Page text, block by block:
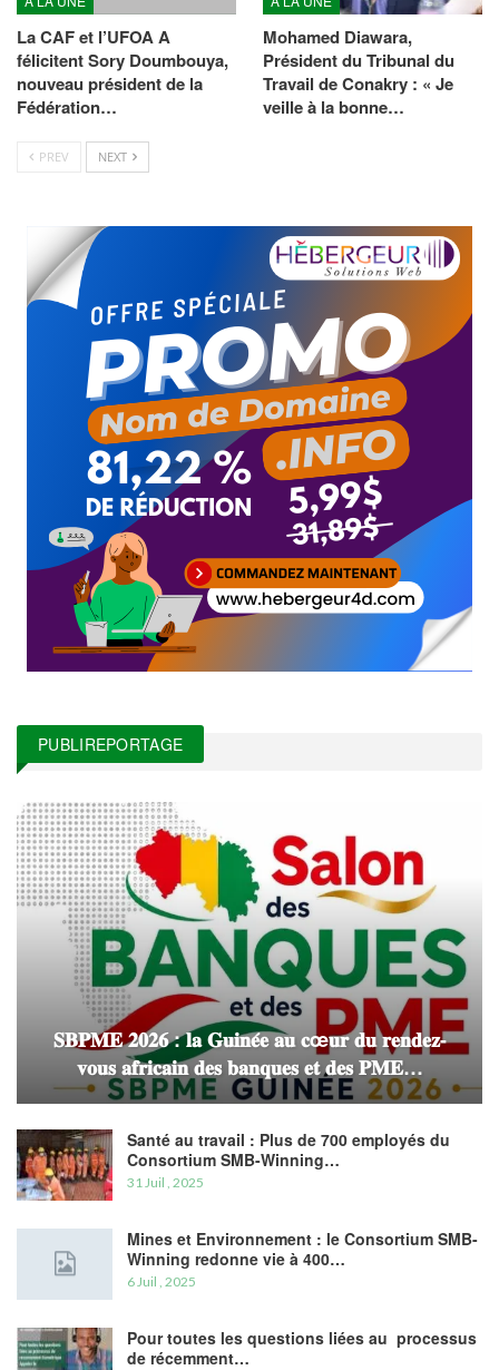
La CAF et l’UFOA A
félicitent Sory Doumbouya,
nouveau président de la
Fédération…
Mohamed Diawara,
Président du Tribunal du
Travail de Conakry : « Je
veille à la bonne…
PREV NEXT
PUBLIREPORTAGE
𝐒𝐁𝐏𝐌𝐄 𝟐𝟎𝟐𝟔 : 𝐥𝐚 𝐆𝐮𝐢𝐧𝐞́𝐞 𝐚𝐮 𝐜œ𝐮𝐫 𝐝𝐮 𝐫𝐞𝐧𝐝𝐞𝐳-
𝐯𝐨𝐮𝐬 𝐚𝐟𝐫𝐢𝐜𝐚𝐢𝐧 𝐝𝐞𝐬 𝐛𝐚𝐧𝐪𝐮𝐞𝐬 𝐞𝐭 𝐝𝐞𝐬 𝐏𝐌𝐄…
Santé au travail : Plus de 700 employés du
Consortium SMB-Winning…
31 Juil , 2025
Mines et Environnement : le Consortium SMB-
Winning redonne vie à 400…
6 Juil , 2025
Pour toutes les questions liées au processus
de récemment…